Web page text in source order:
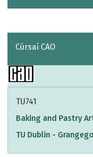
Cúrsaí CAO
TU741
Baking and Pastry
TU Dublin -